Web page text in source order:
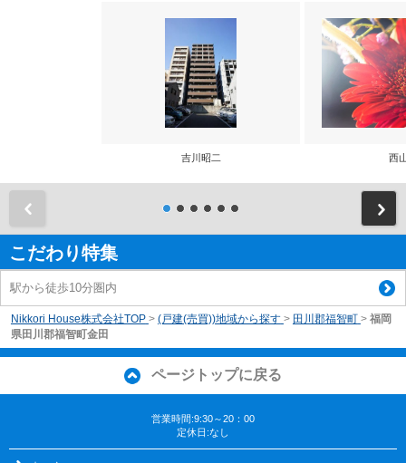
吉川昭二 西
こだわり特集
駅から徒歩10分圏内
Nikkori House株式会社TOP > (戸建(売買))地域から探す > 田川郡福智町 > 福岡
県田川郡福智町金田
ページトップに戻る
営業時間:9:30～20：00
定休日:なし